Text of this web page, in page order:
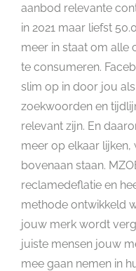
aanbod relevante
in 2021 maar liefst
meer in staat om alle
te consumeren.
slim op in door jou
zoekwoorden en
relevant zijn. En
meer op elkaar
bovenaan staan.
reclamedeflatie en
methode ontwikkeld
jouw merk wordt
juiste mensen jouw
mee gaan nemen in